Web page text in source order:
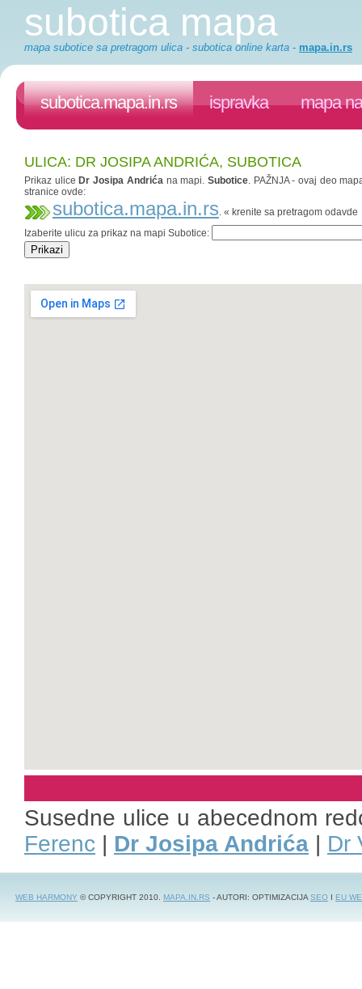
subotica mapa
mapa subotice sa pretragom ulica - subotica online karta - mapa.in.rs
subotica.mapa.in.rs ispravka mapa
ULICA: DR JOSIPA ANDRIĆA, SUBOTICA
Prikaz ulice Dr Josipa Andrićana mapi. Subotice. PAŽNJA - ovaj deo
stranice ovde:
subotica.mapa.in.rs. « krenite sa pretragom odavde
Izaberite ulicu za prikaz na mapi Subotice:
Susedne ulice u abecednom
Ferenc | Dr Josipa Andrića | Dr
WEB HARMONY © COPYRIGHT 2010. MAPA.IN.RS - AUTORI: OPTIMIZACIJASEO I EU